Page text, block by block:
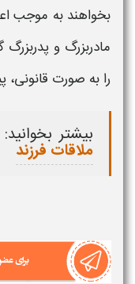
بخواهند به موجب
مادربزرگ و پدربزرگ
را به صورت قانونی،
بیشتر بخوانید:
ملاقات فرزند